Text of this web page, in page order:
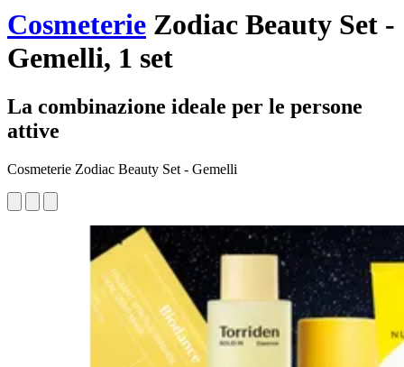
Cosmeterie Zodiac Beauty Set -
Gemelli, 1 set
La combinazione ideale per le persone
attive
Cosmeterie Zodiac Beauty Set - Gemelli